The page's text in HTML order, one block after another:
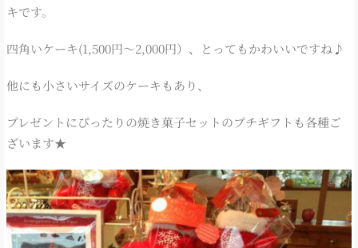
キです。
四角いケーキ(1,500円～2,000円）、とってもかわいいですね♪
他にも小さいサイズのケーキもあり、
プレゼントにぴったりの焼き菓子セットのプチギフトも各種ご
ざいます★